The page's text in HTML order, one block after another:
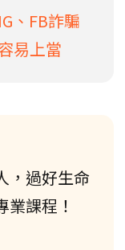
、FB詐騙
易上當
，過好生命
課程！